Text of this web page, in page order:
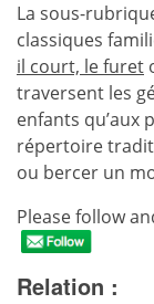
La sous-
classiques
il court, le furet
traversent les
enfants qu’aux
répertoire
ou bercer un
Please follow
Relation :